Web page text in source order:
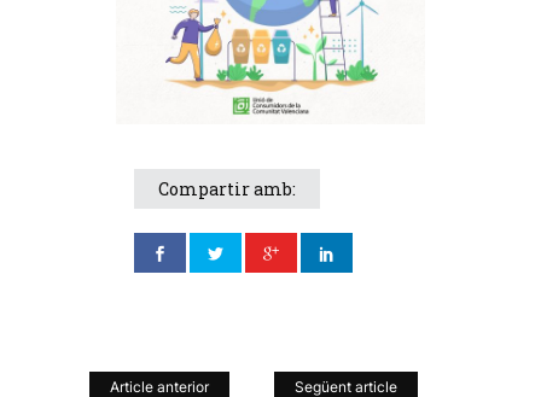
Compartir amb:
Article anterior Següent article